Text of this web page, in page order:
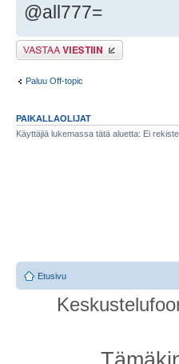
@all777=
Lähetä vastaus
Paluu Off-topic
PAIKALLAOLIJAT
Käyttäjiä lukemassa tätä aluetta: Ei
Etusivu